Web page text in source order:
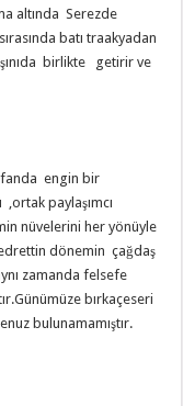
altında Serezde
batı traakyadan
birlikte getirir ve
engin bir
paylaşımcı
nüvelerini her yönüyle
dönemin çağdaş
zamanda felsefe
bırkaçeseri
bulunamamıştır.